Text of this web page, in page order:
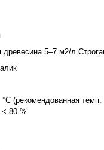
древесина 5–7 м2/л
(рекомендованная темп.
< 80 %.